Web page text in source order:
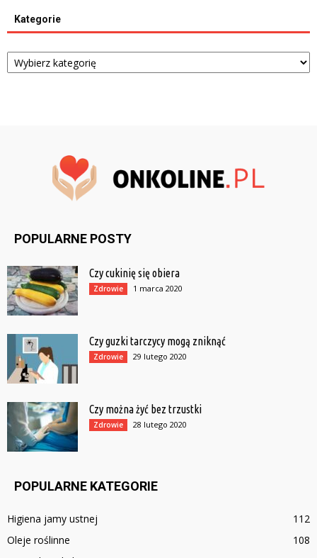
Kategorie
Kategorie
POPULARNE POSTY
Czy cukinię się obiera
Zdrowie 1 marca 2020
Czy guzki tarczycy mogą zniknąć
Zdrowie 29 lutego 2020
Czy można żyć bez trzustki
Zdrowie 28 lutego 2020
POPULARNE KATEGORIE
Higiena jamy ustnej
112
Oleje roślinne
108